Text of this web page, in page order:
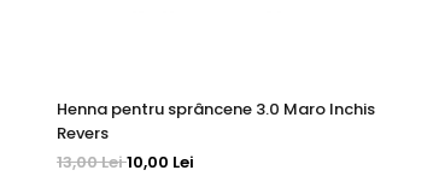
Henna pentru sprâncene 3.0 Maro Inchis
Revers
13,00 Lei10,00 Lei